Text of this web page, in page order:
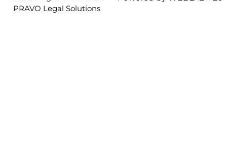
PRAVO Legal Solutions